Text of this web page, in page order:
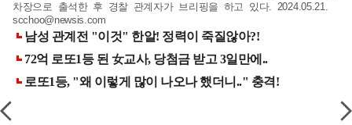
차장으로 출석한 후 경찰 관계자가 브리핑을 하고 있다. 2024.05.21.
scchoo@newsis.com